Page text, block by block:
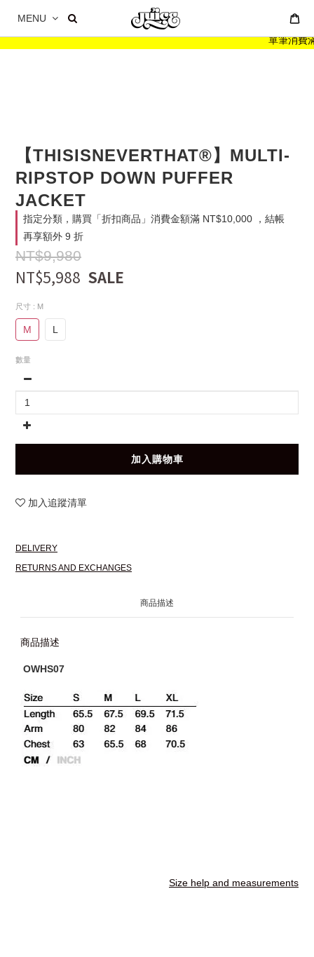
單筆消費滿
MENU
【THISISNEVERTHAT®】MULTI-
RIPSTOP DOWN PUFFER
JACKET
指定分類，購買「折扣商品」消費金額滿 NT$10,000 ，結帳
再享額外 9 折
NT$9,980
NT$5,988
尺寸 : M
M L
數量
加入購物車
加入追蹤清單
DELIVERY
RETURNS AND EXCHANGES
商品描述
商品描述
OWHS07
Size help and measurements